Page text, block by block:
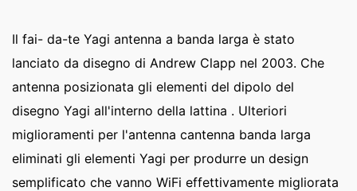
Il fai- da-te Yagi antenna a banda larga è stato
lanciato da disegno di Andrew Clapp nel 2003. Che
antenna posizionata gli elementi del dipolo del
disegno Yagi all'interno della lattina . Ulteriori
miglioramenti per l'antenna cantenna banda larga
eliminati gli elementi Yagi per produrre un design
semplificato che vanno WiFi effettivamente migliorata